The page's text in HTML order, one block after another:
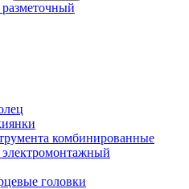
комбинированные
головки